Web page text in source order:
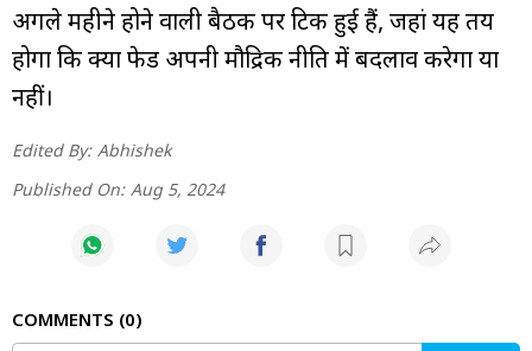
अगले महीने होने वाली बैठक पर टिकी हुई हैं, जहां यह तय
होगा कि क्या फेड अपनी मौद्रिक नीति में बदलाव करेगा या
नहीं।
Edited By: Abhishek
Published On: Aug 5, 2024
COMMENTS 0